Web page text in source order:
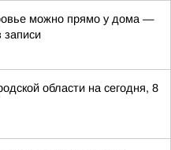
можно прямо у дома —
записи
области на сегодня, 8